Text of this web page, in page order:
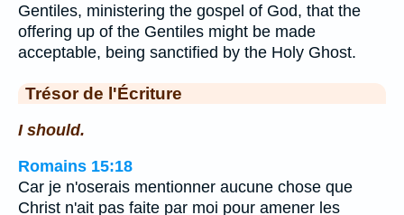
Gentiles, ministering the gospel of God, that the
offering up of the Gentiles might be made
acceptable, being sanctified by the Holy Ghost.
Trésor de l'Écriture
I should.
Romains 15:18
Car je n'oserais mentionner aucune chose que
Christ n'ait pas faite par moi pour amener les